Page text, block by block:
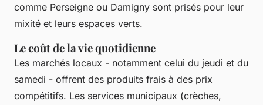
comme Perseigne ou Damigny sont prisés pour leur
mixité et leurs espaces verts.
Le coût de la vie quotidienne
Les marchés locaux - notamment celui du jeudi et du
samedi - offrent des produits frais à des prix
compétitifs. Les services municipaux (crèches,